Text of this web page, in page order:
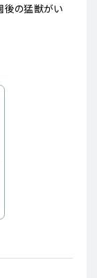
後の猛獣がい